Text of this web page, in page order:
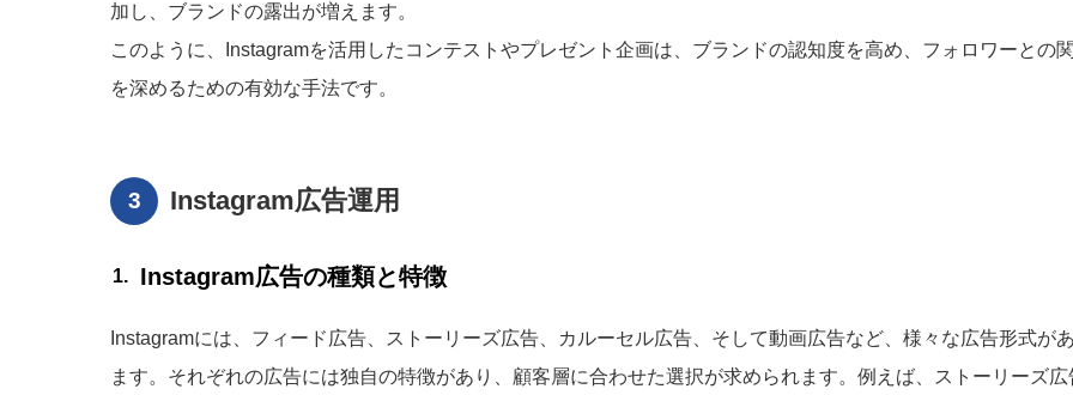
加し、ブランドの露出が増えます。
このように、Instagramを活用したコンテストやプレゼント企画は、ブランドの認知度を高め、フォロワーとの
を深めるための有効な手法です。
Instagram広告運用
Instagram広告の種類と特徴
Instagramには、フィード広告、ストーリーズ広告、カルーセル広告、そして動画広告など、様々な広告形式が
ます。それぞれの広告には独自の特徴があり、顧客層に合わせた選択が求められます。例えば、ストーリーズ広